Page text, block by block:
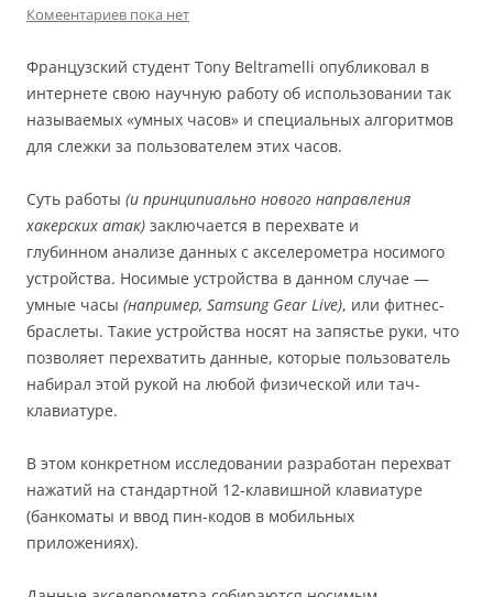
Комеентариев пока нет
Французский студент Tony Beltramelli опубликовал в
интернете свою научную работу об использовании так
называемых «умных часов» и специальных алгоритмов
для слежки за пользователем этих часов.
Суть работы (и принципиально нового направления
хакерских атак) заключается в перехвате и
глубинном анализе данных с акселерометра носимого
устройства. Носимые устройства в данном случае —
умные часы (например, Samsung Gear Live), или фитнес-
браслеты. Такие устройства носят на запястье руки, что
позволяет перехватить данные, которые пользователь
набирал этой рукой на любой физической или тач-
клавиатуре.
В этом конкретном исследовании разработан перехват
нажатий на стандартной 12-клавишной клавиатуре
(банкоматы и ввод пин-кодов в мобильных
приложениях).